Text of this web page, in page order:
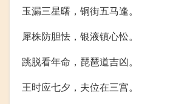
玉漏三星曙，铜街五马逢。
犀株防胆怯，银液镇心忪。
跳脱看年命，琵琶道吉凶。
王时应七夕，夫位在三宫。